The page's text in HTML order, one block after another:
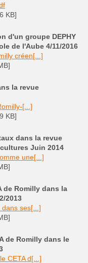
KB]
d'un groupe DEPHY
de l'Aube 4/11/2016
créen[...]
la revue
[...]
KB]
dans la revue
Juin 2014
une[...]
de Romilly dans la
2013
ses[...]
de Romilly dans le
CETA d[...]